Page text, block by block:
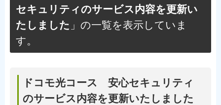
セキュリティのサービス内容を更新い
たしました 」の一覧を表示していま
す。
ドコモ光コース 安心セキュリティ
のサービス内容を更新いたしました